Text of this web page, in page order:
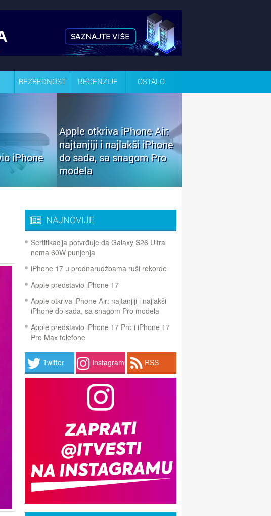
BEZBEDNOST RECENZIJE OSTALO
iPhone
Apple otkriva iPhone Air:
najtanjiji i najlakši iPhone
do sada, sa snagom Pro
modela
NAJNOVIJE
Sertifikacija potvrđuje da Galaxy S26 Ultra
nema 60W punjenja
iPhone 17 u prednarudžbama ruši rekorde
Apple predstavio iPhone 17
Apple otkriva iPhone Air: najtanjiji i najlakši
iPhone do sada, sa snagom Pro modela
Apple predstavio iPhone 17 Pro i iPhone 17
Pro Max telefone
Twitter Instagram RSS